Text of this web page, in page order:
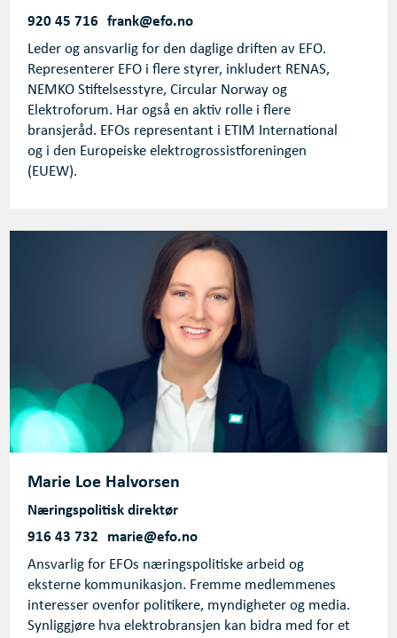
920 45 716 frank@efo.no
Leder og ansvarlig for den daglige driften av EFO.
Representerer EFO i flere styrer, inkludert RENAS,
NEMKO Stiftelsesstyre, Circular Norway og
Elektroforum. Har også en aktiv rolle i flere
bransjeråd. EFOs representant i ETIM International
og i den Europeiske elektrogrossistforeningen
(EUEW).
Marie Loe Halvorsen
Næringspolitisk direktør
916 43 732 marie@efo.no
Ansvarlig for EFOs næringspolitiske arbeid og
eksterne kommunikasjon. Fremme medlemmenes
interesser ovenfor politikere, myndigheter og media.
Synliggjøre hva elektrobransjen kan bidra med for et